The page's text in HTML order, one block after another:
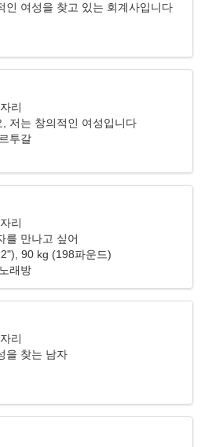
인 여성을 찾고 있는 회계사입니다
리
, 저는 창의적인 여성입니다
투갈
리
를 만나고 싶어
90 kg (198파운드)
래방
리
을 찾는 남자